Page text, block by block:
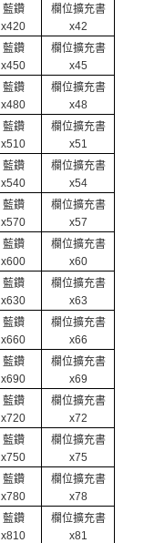
藍鑽
x420
欄位擴充書
x42
藍鑽
x450
欄位擴充書
x45
藍鑽
x480
欄位擴充書
x48
藍鑽
x510
欄位擴充書
x51
藍鑽
x540
欄位擴充書
x54
藍鑽
x570
欄位擴充書
x57
藍鑽
x600
欄位擴充書
x60
藍鑽
x630
欄位擴充書
x63
藍鑽
x660
欄位擴充書
x66
藍鑽
x690
欄位擴充書
x69
藍鑽
x720
欄位擴充書
x72
藍鑽
x750
欄位擴充書
x75
藍鑽
x780
欄位擴充書
x78
藍鑽
x810
欄位擴充書
x81